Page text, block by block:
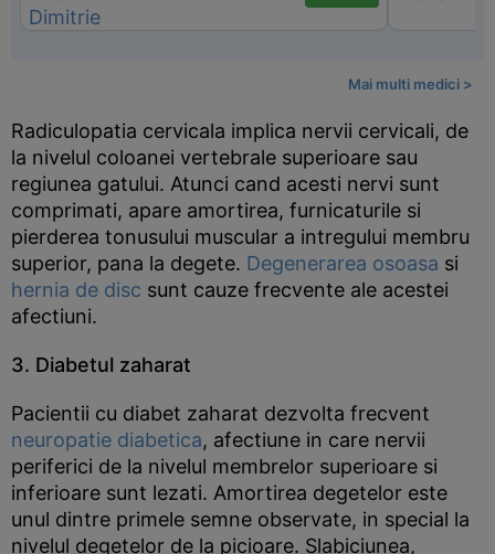
Mai multi medici >
Radiculopatia cervicala implica nervii cervicali, de
la nivelul coloanei vertebrale superioare sau
regiunea gatului. Atunci cand acesti nervi sunt
comprimati, apare amortirea, furnicaturile si
pierderea tonusului muscular a intregului membru
superior, pana la degete. Degenerarea osoasa si
hernia de disc sunt cauze frecvente ale acestei
afectiuni.
3. Diabetul zaharat
Pacientii cu diabet zaharat dezvolta frecvent
neuropatie diabetica, afectiune in care nervii
periferici de la nivelul membrelor superioare si
inferioare sunt lezati. Amortirea degetelor este
unul dintre primele semne observate, in special la
nivelul degetelor de la picioare. Slabiciunea,